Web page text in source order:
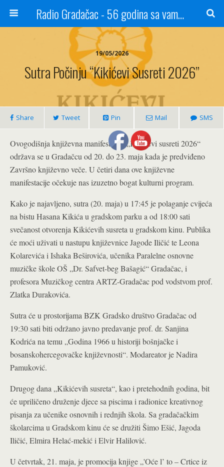
Radio Gradačac - 56 godina sa vama...
19/05/2026
Sutra Počinju “Kikićevi Susreti 2026”
Share Tweet Pin Mail SMS
Ovogodišnja književna manifestacija „Kikićevi susreti 2026“
održava se u Gradačcu od 20. do 23. maja kada je predviđeno
Završno književno veče. U četiri dana ove književne
manifestacije očekuje nas izuzetno bogat kulturni program.
Kako je najavljeno, sutra (20. maja) u 17:45 je polaganje cvijeća
na bistu Hasana Kikića u gradskom parku a od 18:00 sati
svečanost otvorenja Kikićevih susreta u gradskom kinu. Publika
će moći uživati u nastupu književnice Jagode Iličić te Leona
Kolarevića i Ishaka Beširovića, učenika Paralelne osnovne
muzičke škole OŠ „Dr. Safvet-beg Bašagić“ Gradačac, i
profesora Muzičkog centra ARTZ-Gradačac pod vodstvom prof.
Zlatka Durakovića.
Sutra će u prostorijama BZK Gradsko društvo Gradačac od
19:30 sati biti održano javno predavanje prof. dr. Sanjina
Kodrića na temu „Godina 1966 u historiji bošnjačke i
bosanskohercegovačke književnosti“. Modareator je Nadira
Pamuković.
Drugog dana „Kikićevih susreta“, kao i pretehodnih godina, bit
će upriličeno druženje djece sa piscima i radionice kreativnog
pisanja za učenike osnovnih i rednjih škola. Sa gradačačkim
školarcima u Gradskom kinu će se družiti Šimo Ešić, Jagoda
Iličić, Elmira Helać-mekić i Elvir Halilović.
U četvrtak, 21. maja, je promocija knjige „'Oće l’ to – Crtice iz